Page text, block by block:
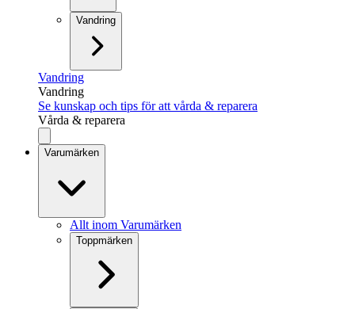
Vandring
Vandring
Vandring
Se kunskap och tips för att vårda & reparera
Vårda & reparera
Varumärken
Allt inom Varumärken
Toppmärken